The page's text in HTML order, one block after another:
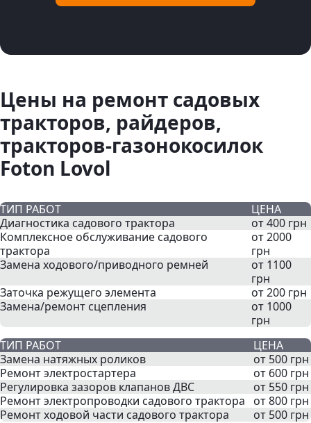
Цены на ремонт садовых
тракторов, райдеров,
тракторов-газонокосилок
Foton Lovol
ТИП РАБОТ
ЦЕНА
Диагностика садового трактора
от 400 грн
Комплексное обслуживание садового
трактора
от 2000
грн
Замена ходового/приводного ремней
от 1100
грн
Заточка режущего элемента
от 200 грн
Замена/ремонт сцепления
от 1000
грн
ТИП РАБОТ
ЦЕНА
Замена натяжных роликов
от 500 грн
Ремонт электростартера
от 600 грн
Регулировка зазоров клапанов ДВС
от 550 грн
Ремонт электропроводки садового трактора
от 800 грн
Ремонт ходовой части садового трактора
от 500 грн